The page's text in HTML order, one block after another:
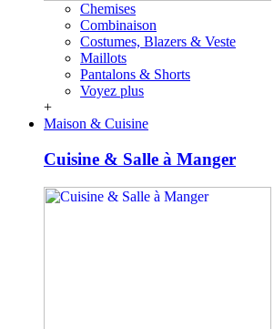
Chemises
Combinaison
Costumes, Blazers & Veste
Maillots
Pantalons & Shorts
Voyez plus
+
Maison & Cuisine
Cuisine & Salle à Manger